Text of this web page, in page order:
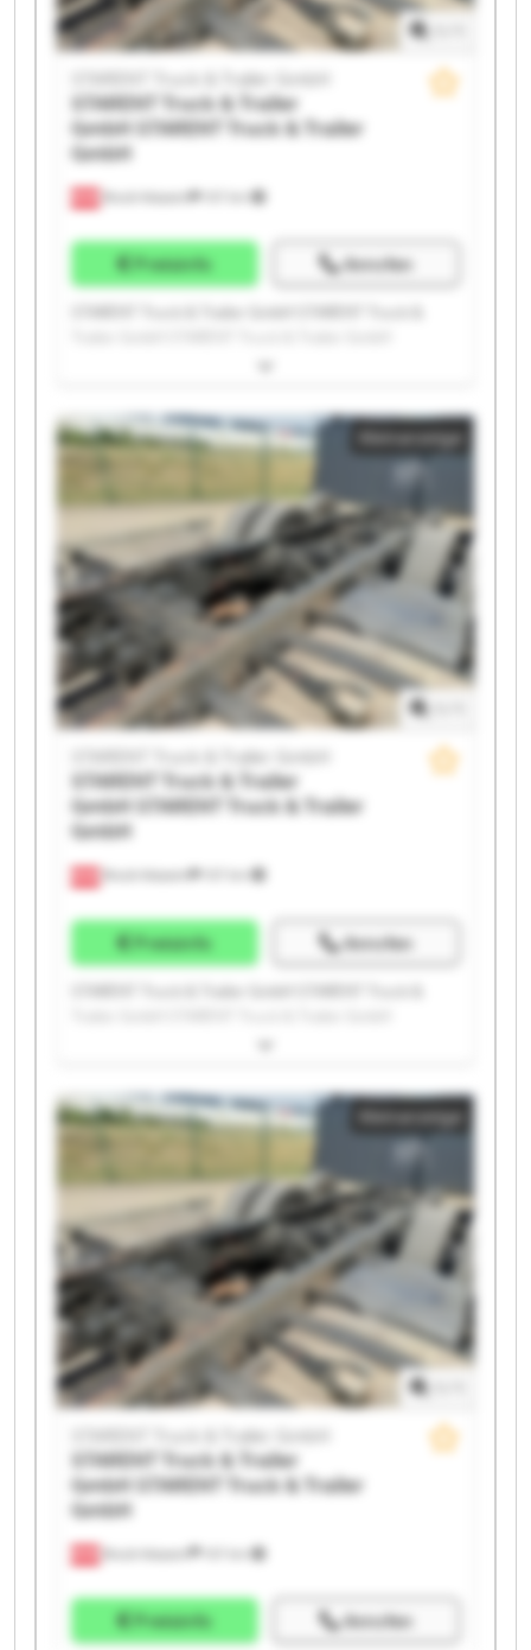
STARENT Truck & Trailer GmbH
STARENT Truck & Trailer
GmbH STARENT Truck & Trailer
GmbH
Preisinfo Anrufen
STARENT Truck & Trailer GmbH STARENT Truck &
STARENT Truck & Trailer GmbH STARENT Truck &
Trailer GmbH STARENT Truck & Trailer GmbH
STARENT Truck & Trailer GmbH STARENT Truck &
Trailer GmbH STARENT Truck & Trailer GmbH
STARENT Truck & Trailer GmbH STARENT Truck &
Trailer GmbH STARENT Truck & Trailer GmbH
STARENT Truck & Trailer GmbH STARENT Truck &
Trailer GmbH STARENT Truck & Trailer GmbH
STARENT Truck & Trailer GmbH STARENT Truck &
Trailer GmbH
Kleinanzeige
STARENT Truck & Trailer GmbH
STARENT Truck & Trailer
GmbH STARENT Truck & Trailer
GmbH
Preisinfo Anrufen
STARENT Truck & Trailer GmbH STARENT Truck &
STARENT Truck & Trailer GmbH STARENT Truck &
Trailer GmbH STARENT Truck & Trailer GmbH
STARENT Truck & Trailer GmbH STARENT Truck &
Trailer GmbH STARENT Truck & Trailer GmbH
STARENT Truck & Trailer GmbH STARENT Truck &
Trailer GmbH STARENT Truck & Trailer GmbH
STARENT Truck & Trailer GmbH STARENT Truck &
Trailer GmbH STARENT Truck & Trailer GmbH
STARENT Truck & Trailer GmbH STARENT Truck &
Trailer GmbH
Kleinanzeige
Bruck-Waasen
STARENT Truck & Trailer GmbH
STARENT Truck & Trailer
GmbH STARENT Truck & Trailer
GmbH
Preisinfo Anrufen